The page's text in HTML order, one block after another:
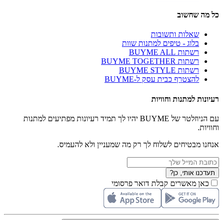
כל מה שחשוב
שאלות ותשובות
בלוג - טיפים למתנות שוות
רשתות BUYME ALL
רשתות BUYME TOGETHER
רשתות BUYME STYLE
להצטרף כבית עסק ל-BUYME
רעיונות למתנות וחוויות
עם הניוזלטר של BUYME יהיו לך תמיד רעיונות מפתיעים למתנות
וחוויות.
אנחנו מבטיחים לשלוח לך רק מה שמעניין ולא להעמיס.
תעדכנו אותי, כן?
כאן מאשרים קבלת דואר פרסומי